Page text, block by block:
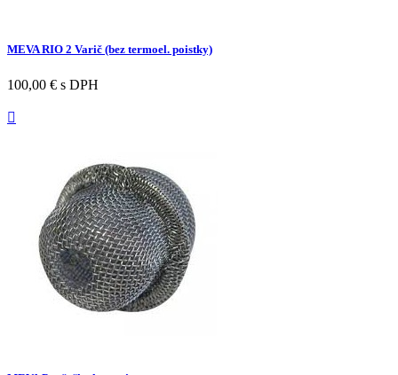
MEVA RIO 2 Varič (bez termoel. poistky)
100,00 € s DPH
